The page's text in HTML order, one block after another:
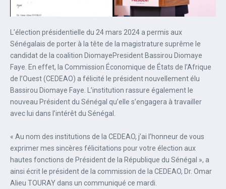
L’élection présidentielle du 24 mars 2024 a permis aux
Sénégalais de porter à la tête de la magistrature suprême le
candidat de la coalition DiomayePresident Bassirou Diomaye
Faye. En effet, la Commission Économique de États de l’Afrique
de l’Ouest (CEDEAO) a félicité le président nouvellement élu
Bassirou Diomaye Faye. L’institution rassure également le
nouveau Président du Sénégal qu’elle s’engagera à travailler
avec lui dans l’intérêt du Sénégal.
« Au nom des institutions de la CEDEAO, j’ai l’honneur de vous
exprimer mes sincères félicitations pour votre élection aux
hautes fonctions de Président de la République du Sénégal », a
ainsi écrit le président de la commission de la CEDEAO, Dr. Omar
Alieu TOURAY dans un communiqué ce mardi.